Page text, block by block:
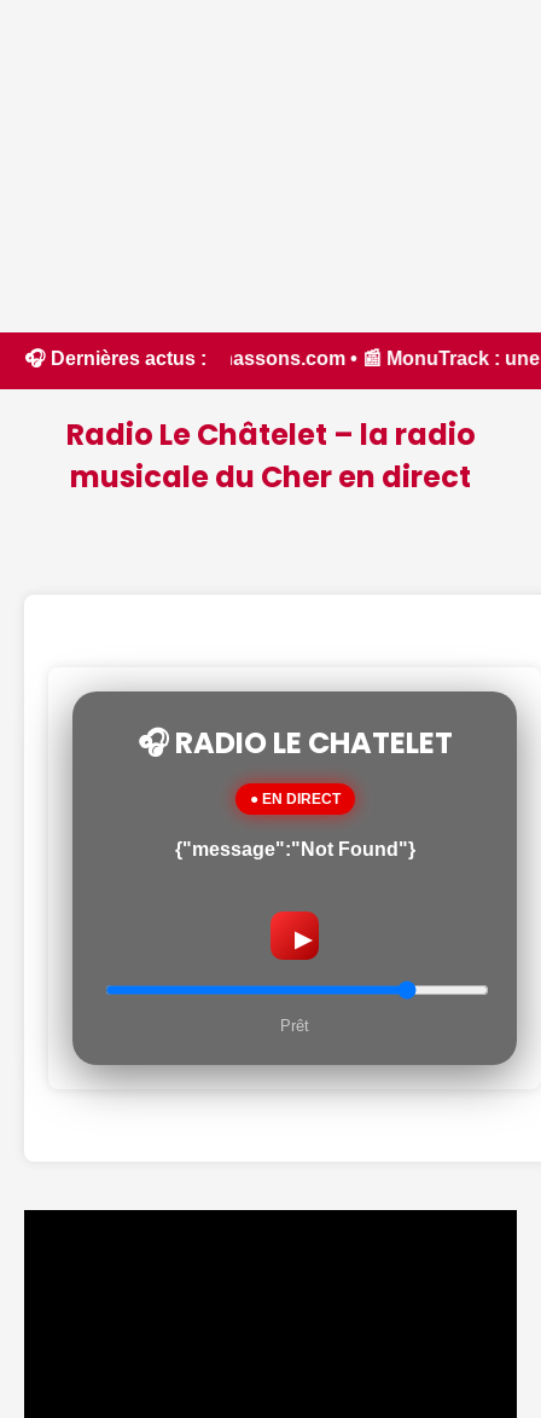
🎧 Dernières actus :
- Chassons.com • 📰 MonuTrack : une
Radio Le Châtelet – la radio
musicale du Cher en direct
🎧 RADIO LE CHATELET
● EN DIRECT
{"message":"Not Found"}
▶
Prêt